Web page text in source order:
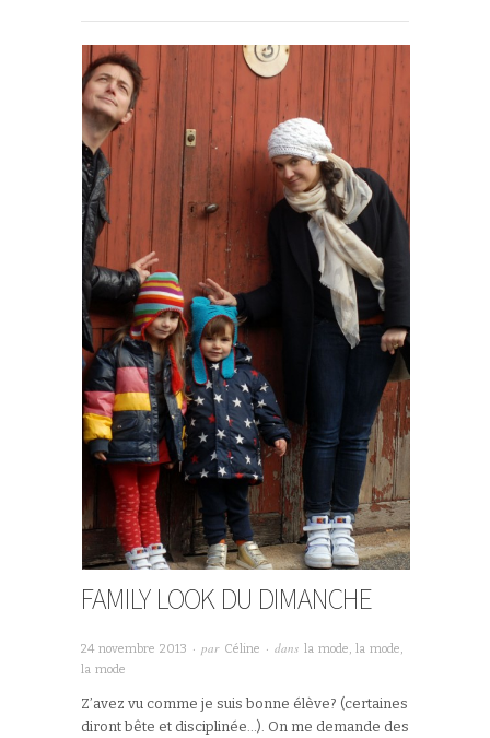
FAMILY LOOK DU DIMANCHE
24 novembre 2013 · par Céline · dans la mode, la mode,
la mode
Z’avez vu comme je suis bonne élève? (certaines
diront bête et disciplinée…). On me demande des